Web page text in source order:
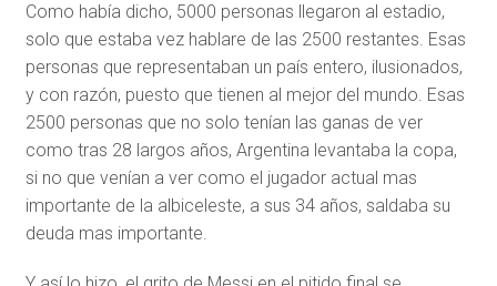
Como había dicho, 5000 personas llegaron al estadio,
solo que estaba vez hablare de las 2500 restantes. Esas
personas que representaban un país entero, ilusionados,
y con razón, puesto que tienen al mejor del mundo. Esas
2500 personas que no solo tenían las ganas de ver
como tras 28 largos años, Argentina levantaba la copa,
si no que venían a ver como el jugador actual mas
importante de la albiceleste, a sus 34 años, saldaba su
deuda mas importante.